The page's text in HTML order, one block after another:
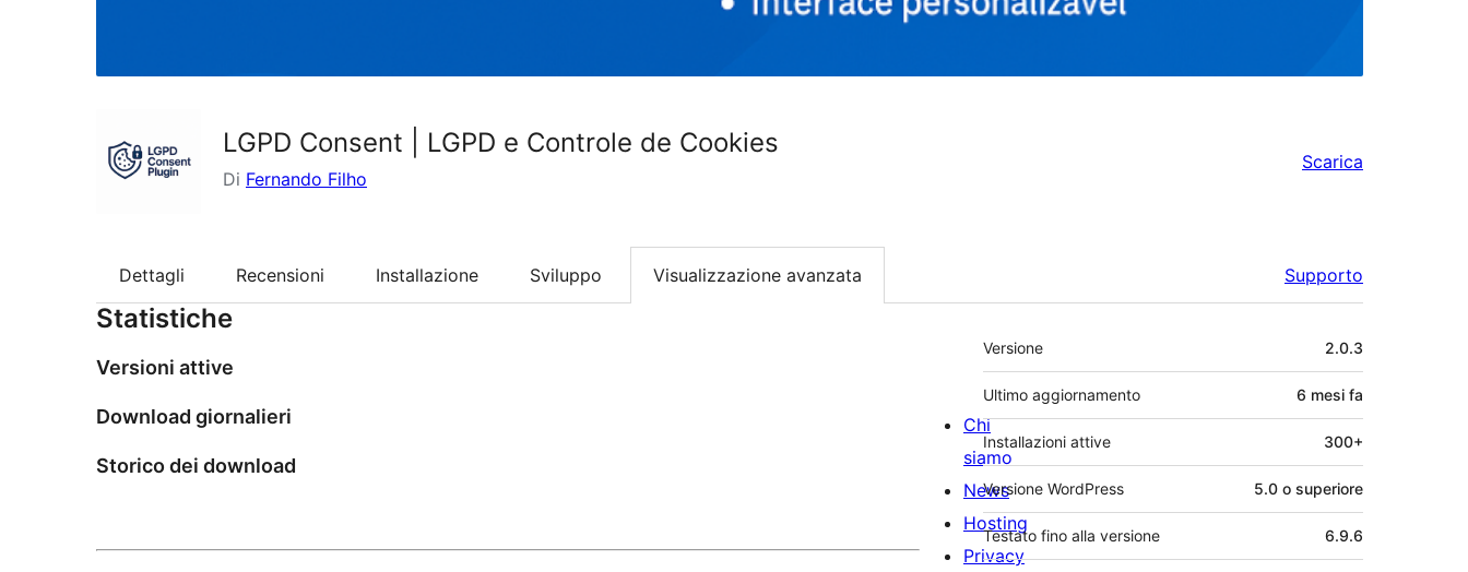
LGPD Consent | LGPD e Controle de Cookies
Di Fernando Filho
Scarica
Dettagli Recensioni Installazione Sviluppo Visualizzazione avanzata Supporto
Statistiche
Versioni attive
Download giornalieri
Storico dei download
Meta
Versione 2.0.3
Ultimo aggiornamento 6 mesi fa
Installazioni attive 300+
Versione WordPress 5.0 o superiore
Testato fino alla versione 6.9.6
Chi
siamo
News
Hosting
Privacy